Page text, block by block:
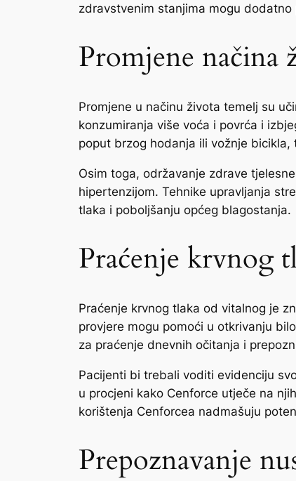
zdravstvenim stanjima mogu
Promjene načina
Promjene u načinu života temelj su
konzumiranja više voća i povrća i
poput brzog hodanja ili vožnje
Osim toga, održavanje zdrave
hipertenzijom. Tehnike upravljanja
tlaka i poboljšanju općeg blagostanja.
Praćenje krvnog
Praćenje krvnog tlaka od vitalnog je
provjere mogu pomoći u otkrivanju
za praćenje dnevnih očitanja i
Pacijenti bi trebali voditi evidenciju
u procjeni kako Cenforce utječe na
korištenja Cenforcea nadmašuju
Prepoznavanje